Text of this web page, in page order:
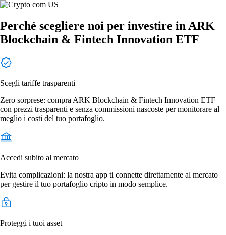
Perché scegliere noi per investire in ARK
Blockchain & Fintech Innovation ETF
Scegli tariffe trasparenti
Zero sorprese: compra ARK Blockchain & Fintech Innovation ETF
con prezzi trasparenti e senza commissioni nascoste per monitorare al
meglio i costi del tuo portafoglio.
Accedi subito al mercato
Evita complicazioni: la nostra app ti connette direttamente al mercato
per gestire il tuo portafoglio cripto in modo semplice.
Proteggi i tuoi asset